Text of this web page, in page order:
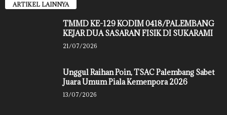
ARTIKEL LAINNYA
TMMD KE-129 KODIM 0418/PALEMBANG
KEJAR DUA SASARAN FISIK DI SUKARAMI
21/07/2026
Unggul Raihan Poin, TSAC Palembang Sabet
Juara Umum Piala Kemenpora 2026
13/07/2026